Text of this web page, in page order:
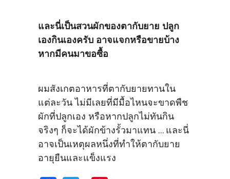
และนี่เป็นสวนผักของตากับยาย ปลูก
เองกินเองครับ อาจแจกหรือขายบ้าง
หากมีคนมาขอซื้อ
ผมสังเกตอาหารที่ตากับยายทานใน
แต่ละวัน ไม่มีเลยที่มีมื้อไหนจะขาดพืช
ผักที่ปลูกเอง หรือหากปลูกไม่ทันกิน
จริงๆ ก็จะได้ผักข้างรั้วมาแทน ... และนี่
อาจเป็นเหตุผลหนึ่งที่ทำให้ตากับยาย
อายุยืนและแข็งแรง